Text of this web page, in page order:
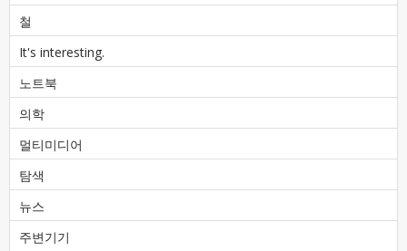
철
It's interesting.
노트북
의학
멀티미디어
탐색
뉴스
주변기기